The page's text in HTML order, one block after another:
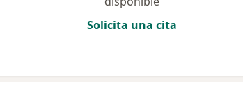
Solicita una cita